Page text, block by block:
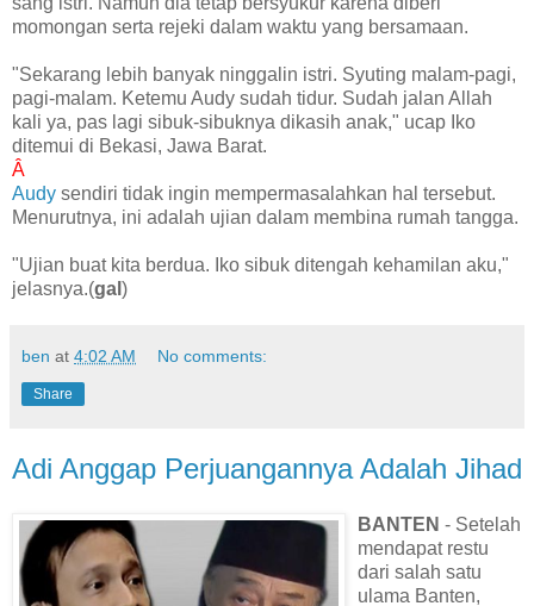
momongan serta rejeki dalam waktu yang bersamaan.
"Sekarang lebih banyak ninggalin istri. Syuting malam-pagi,
pagi-malam. Ketemu Audy sudah tidur. Sudah jalan Allah
kali ya, pas lagi sibuk-sibuknya dikasih anak," ucap Iko
ditemui di Bekasi, Jawa Barat.
Â
Audy sendiri tidak ingin mempermasalahkan hal tersebut.
Menurutnya, ini adalah ujian dalam membina rumah tangga.
"Ujian buat kita berdua. Iko sibuk ditengah kehamilan aku,"
jelasnya.(gal )
ben at 4:02 AM No comments:
Share
Adi Anggap Perjuangannya Adalah Jihad
BANTEN - Setelah
mendapat restu
dari salah satu
ulama Banten,